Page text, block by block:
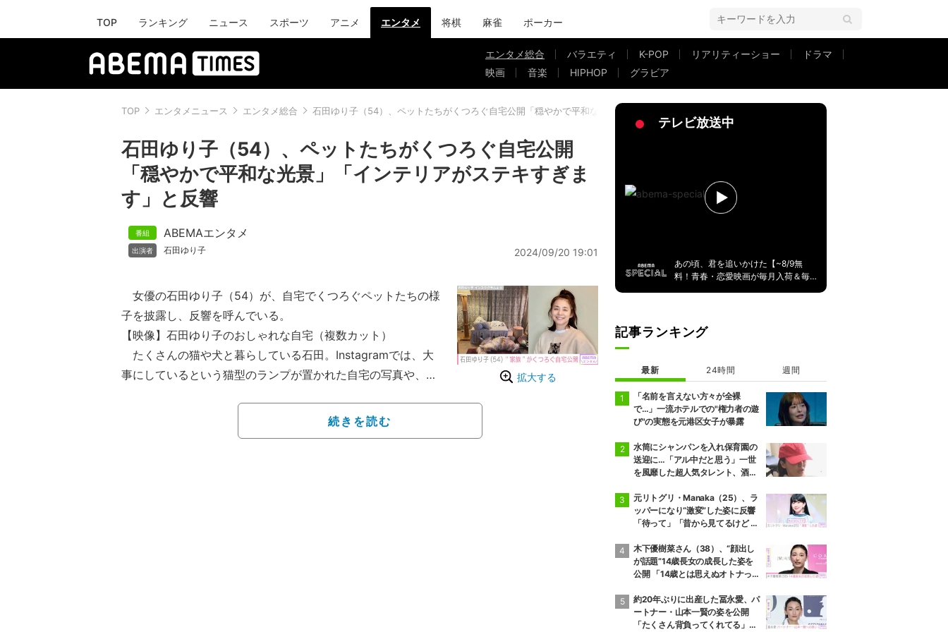
TOP ランキング ニュース スポーツ アニメ エンタメ 将棋 麻雀 ポーカー
エンタメ総合 バラエティ K-POP リアリティーショー
ドラマ
映画
音楽 HIPHOP グラビア
TOP エンタメニュース エンタメ総合 石田ゆり子（54）、ペットたちがくつろぐ自宅公開「穏やかで平和な光景」「インテリアがステキすぎます」と反響
石田ゆり子（54）、ペットたちがくつろぐ自宅公開
「穏やかで平和な光景」「インテリアがステキすぎま
す」と反響
ABEMAエンタメ
石田ゆり子 2024/09/20 19:01
拡大する
女優の石田ゆり子（54）が、自宅でくつろぐペットたちの様
子を披露し、反響を呼んでいる。
【映像】石田ゆり子のおしゃれな自宅（複数カット）
たくさんの猫や犬と暮らしている石田。Instagramでは、大
事にしているという猫型のランプが置かれた自宅の写真や、愛
19日の更新では「きのうの夜の写真。平和、ありがとう。穏
続きを読む
テレビ放送中
あの頃、君を追いかけた【~8/9無
料！青春・恋愛映画が毎月入荷＆毎
記事ランキング
最新 24時間 週間
「名前を言えない方々が全裸
で…」一流ホテルでの"権力者の遊
び"の実態を元港区女子が暴露
水筒にシャンパンを入れ保育園の
送迎に…「アル中だと思う」一世
を風靡した超人気タレント、酒漬
元リトグリ・Manaka（25）、ラ
ッパーになり“激変”した姿に反響
「待って」「昔から見てるけど 最
木下優樹菜さん（38）、“顔出し
が話題”14歳長女の成長した姿を
公開 「14歳とは思えぬオトナっぽ
ぎる」など反響
約20年ぶりに出産した冨永愛、パ
ートナー・山本一賢の姿を公開
「たくさん背負ってくれてる」感